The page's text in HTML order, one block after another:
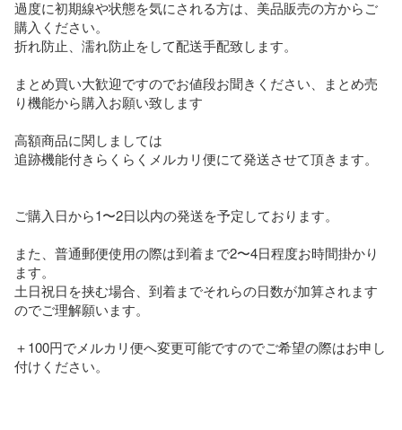
過度に初期線や状態を気にされる方は、美品販売の方からご
購入ください。
折れ防止、濡れ防止をして配送手配致します。
まとめ買い大歓迎ですのでお値段お聞きください、まとめ売
り機能から購入お願い致します
高額商品に関しましては
追跡機能付きらくらくメルカリ便にて発送させて頂きます。
ご購入日から1〜2日以内の発送を予定しております。
また、普通郵便使用の際は到着まで2〜4日程度お時間掛かり
ます。
土日祝日を挟む場合、到着までそれらの日数が加算されます
のでご理解願います。
＋100円でメルカリ便へ変更可能ですのでご希望の際はお申し
付けください。